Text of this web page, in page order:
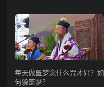
每天做噩梦念什么咒才好？如
何躲噩梦？